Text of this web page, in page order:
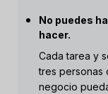
No puedes
hacer.
Cada tarea y
tres personas
negocio